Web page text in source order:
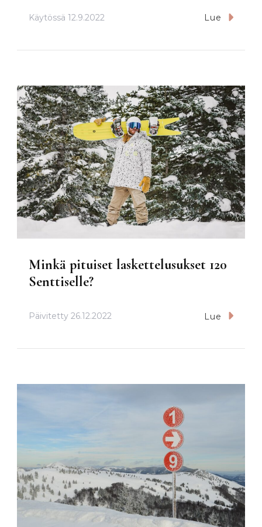
Käytössä 12.9.2022 Lue
Minkä pituiset laskettelusukset 120
Senttiselle?
Päivitetty 26.12.2022 Lue